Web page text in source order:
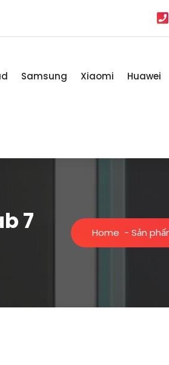
Samsung Xiaomi Huawei
7
Home - Sản